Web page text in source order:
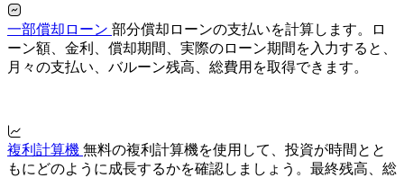
一部償却ローン 部分償却ローンの支払いを計算します。ロ
ーン額、金利、償却期間、実際のローン期間を入力すると、
月々の支払い、バルーン残高、総費用を取得できます。
複利計算機 無料の複利計算機を使用して、投資が時間とと
もにどのように成長するかを確認しましょう。最終残高、総